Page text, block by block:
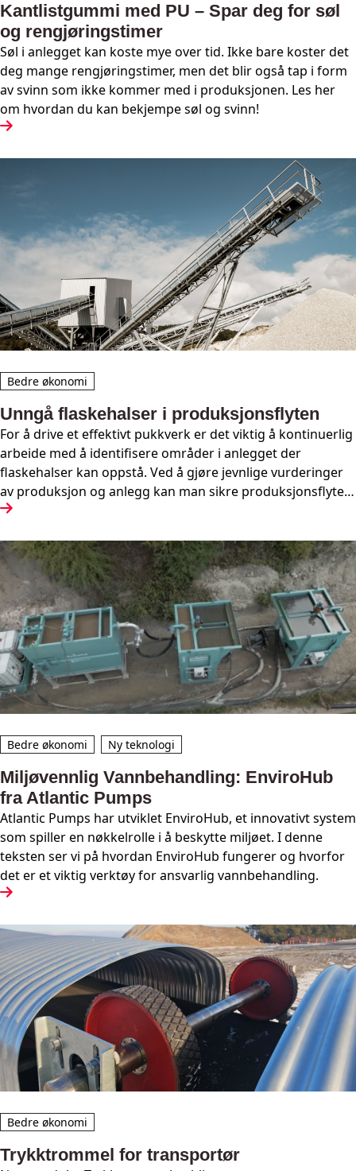
Kantlistgummi med PU – Spar deg for søl
og rengjøringstimer
Søl i anlegget kan koste mye over tid. Ikke bare koster det
deg mange rengjøringstimer, men det blir også tap i form
av svinn som ikke kommer med i produksjonen. Les her
om hvordan du kan bekjempe søl og svinn!
Bedre økonomi
Unngå flaskehalser i produksjonsflyten
For å drive et effektivt pukkverk er det viktig å kontinuerlig
arbeide med å identifisere områder i anlegget der
flaskehalser kan oppstå. Ved å gjøre jevnlige vurderinger
av produksjon og anlegg kan man sikre produksjonsflyten
i et pukkverket og unngå overraskelser. I denne teksten
produksjonsflyten i anlegget
Bedre økonomi Ny teknologi
Miljøvennlig Vannbehandling: EnviroHub
fra Atlantic Pumps
Atlantic Pumps har utviklet EnviroHub, et innovativt system
som spiller en nøkkelrolle i å beskytte miljøet. I denne
teksten ser vi på hvordan EnviroHub fungerer og hvorfor
det er et viktig verktøy for ansvarlig vannbehandling.
Bedre økonomi
Trykktrommel for transportør